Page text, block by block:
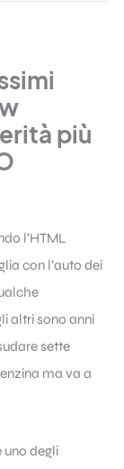
più
l’HTML
con l’auto dei
altri sono anni
sette
ma va a
uno degli